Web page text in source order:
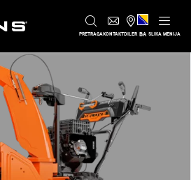
PRETRAGAKONTAKTDILER BA SLIKA MENIJA